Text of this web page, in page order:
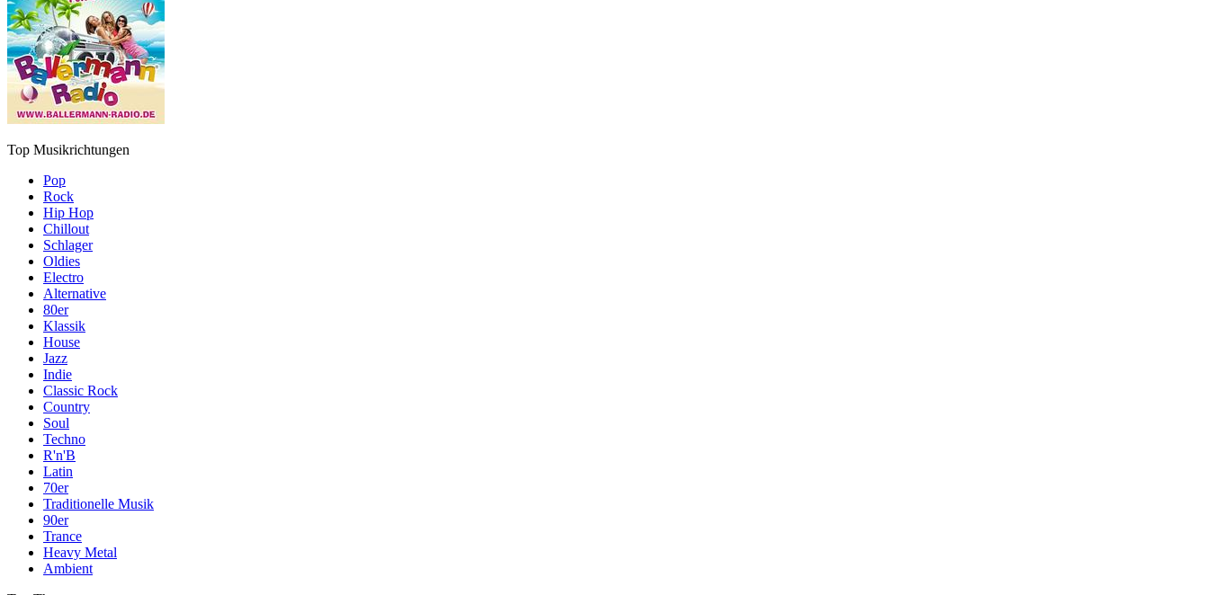
Top Musikrichtungen
Pop
Rock
Hip Hop
Chillout
Schlager
Oldies
Electro
Alternative
80er
Klassik
House
Jazz
Indie
Classic Rock
Country
Soul
Techno
R'n'B
Latin
70er
Traditionelle Musik
90er
Trance
Heavy Metal
Ambient